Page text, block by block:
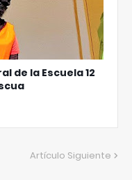
de la Escuela 12
Artículo Siguiente